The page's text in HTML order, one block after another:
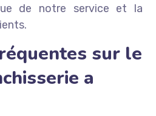
de notre service et la
sur le
a